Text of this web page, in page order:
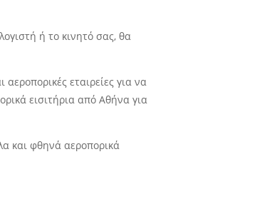
ή το κινητό σας, θα
εταιρείες για να
εισιτήρια από Αθήνα για
και φθηνά αεροπορικά